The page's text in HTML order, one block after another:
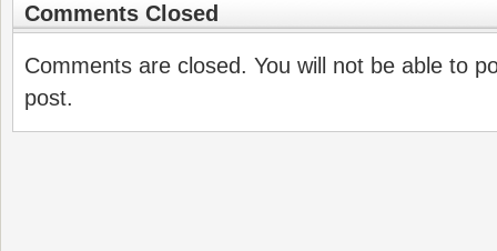
Comments Closed
Comments are closed. You will not be able to
post.